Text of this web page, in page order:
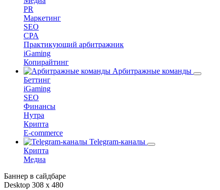
PR
Маркетинг
SEO
CPA
Практикующий арбитражник
iGaming
Копирайтинг
Арбитражные команды
Беттинг
iGaming
SEO
Финансы
Нутра
Крипта
E-commerce
Telegram-каналы
Крипта
Медиа
Баннер в сайдбаре
Desktop 308 х 480